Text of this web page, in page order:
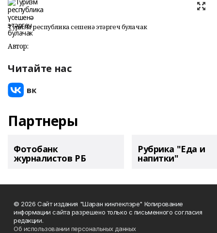
Туризм республика үсешенә этәргеч булачак
Автор:
Читайте нас
Партнеры
Фотобанк
журналистов РБ
Рубрика "Еда и
напитки"
© 2026 Сайт издания "Шаран кинлеклэре" Копирование
информации сайта разрешено только с письменного согласия
редакции.
Об использовании персональных данных